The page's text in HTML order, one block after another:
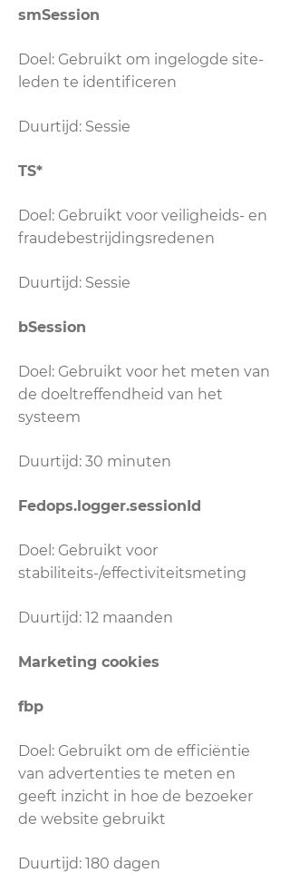
smSession
Doel: Gebruikt om ingelogde site-
leden te identificeren
Duurtijd: Sessie
TS*
Doel: Gebruikt voor veiligheids- en
fraudebestrijdingsredenen
Duurtijd: Sessie
bSession
Doel: Gebruikt voor het meten van
de doeltreffendheid van het
systeem
Duurtijd: 30 minuten
Fedops.logger.sessionId
Doel: Gebruikt voor
stabiliteits-/effectiviteitsmeting
Duurtijd: 12 maanden
Marketing cookies
fbp
Doel: Gebruikt om de efficiëntie
van advertenties te meten en
geeft inzicht in hoe de bezoeker
de website gebruikt
Duurtijd: 180 dagen